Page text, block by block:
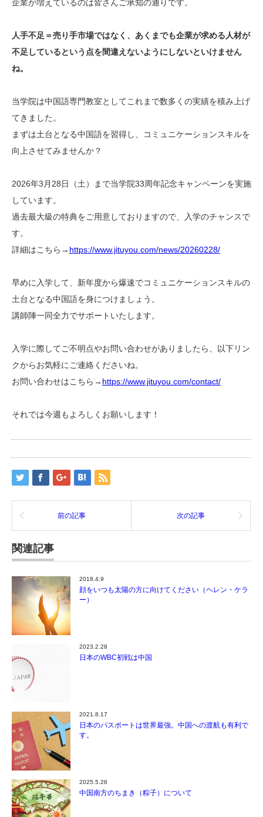
企業が増えているのは皆さんご承知の通りです。
人手不足＝売り手市場ではなく、あくまでも企業が求める人材が
不足しているという点を間違えないようにしないといけません
ね。
当学院は中国語専門教室としてこれまで数多くの実績を積み上げ
てきました。
まずは土台となる中国語を習得し、コミュニケーションスキルを
向上させてみませんか？
2026年3月28日（土）まで当学院33周年記念キャンペーンを実施
しています。
過去最大級の特典をご用意しておりますので、入学のチャンスで
す。
詳細はこちら→ https://www.jituyou.com/news/20260228/
早めに入学して、新年度から爆速でコミュニケーションスキルの
土台となる中国語を身につけましょう。
講師陣一同全力でサポートいたします。
入学に際してご不明点やお問い合わせがありましたら、以下リン
クからお気軽にご連絡くださいね。
お問い合わせはこちら→ https://www.jituyou.com/contact/
それでは今週もよろしくお願いします！
前の記事 次の記事
関連記事
2018.4.9
顔をいつも太陽の方に向けてください（ヘレン・ケラ
ー）
2023.2.28
日本のWBC初戦は中国
2021.8.17
日本のパスポートは世界最強。中国への渡航も有利で
す。
2025.5.26
中国南方のちまき（粽子）について